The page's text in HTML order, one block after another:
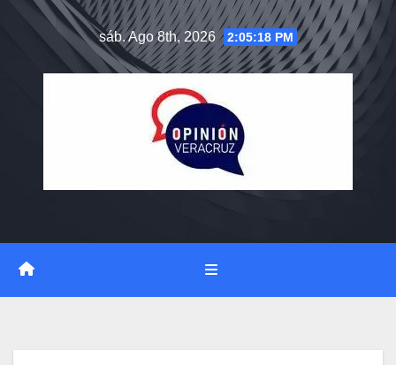
sáb. Ago 8th, 2026 2:05:19 PM